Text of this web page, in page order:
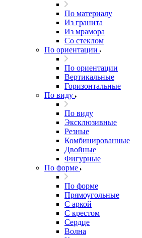
По материалу
Из гранита
Из мрамора
Со стеклом
По ориентации
По ориентации
Вертикальные
Горизонтальные
По виду
По виду
Эксклюзивные
Резные
Комбинированные
Двойные
Фигурные
По форме
По форме
Прямоугольные
С аркой
С крестом
Сердце
Волна